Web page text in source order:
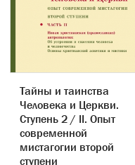
Тайны и таинства
Человека и Церкви.
Ступень 2 / II. Опыт
современной
мистагогии второй
ступени